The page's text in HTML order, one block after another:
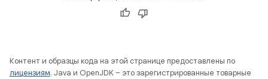
Контент и образцы кода на этой странице предоставлены по
лицензиям. Java и OpenJDK – это зарегистрированные товарные